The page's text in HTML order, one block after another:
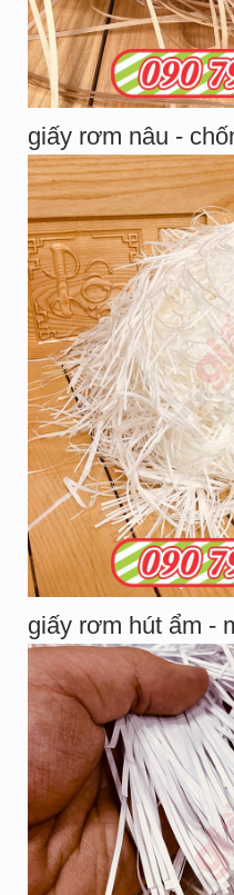
giấy rơm nâu -
giấy rơm hút ẩm -